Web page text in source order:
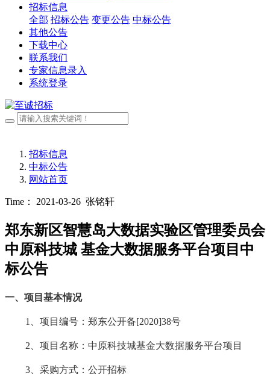
招标信息
全部 招标公告 变更公告 中标公告
其他公告
下载中心
联系我们
专家信息录入
系统登录
招标信息
中标公告
网站首页
Time： 2021-03-26 张铭轩
郑东新区智慧岛大数据实验区管理委员会
中原科技城 基金大数据服务平台项目中
标公告
一、项目基本情况
1、项目编号： 郑东公开备[2020]38号
2、项目名称： 中原科技城基金大数据服务平台项目
3、采购方式：公开招标